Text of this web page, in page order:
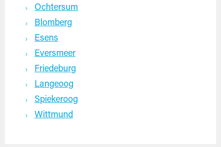
Ochtersum
Blomberg
Esens
Eversmeer
Friedeburg
Langeoog
Spiekeroog
Wittmund